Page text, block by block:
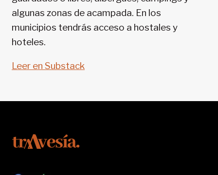
algunas zonas de acampada. En los
municipios tendrás acceso a hostales y
hoteles.
Leer en Substack